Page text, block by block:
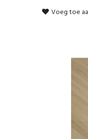
Voeg toe